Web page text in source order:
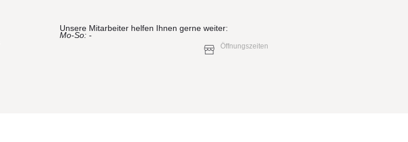
Unsere Mitarbeiter helfen Ihnen gerne weiter:
Mo-So: -
Öffnungszeiten